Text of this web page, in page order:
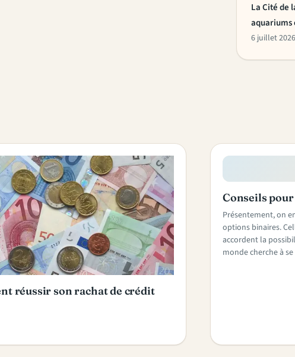
La Cité de
aquariums
6 juillet 2026
réussir son rachat de crédit
Conseils
Présentement, on
options binaires.
accordent la
monde cherche à